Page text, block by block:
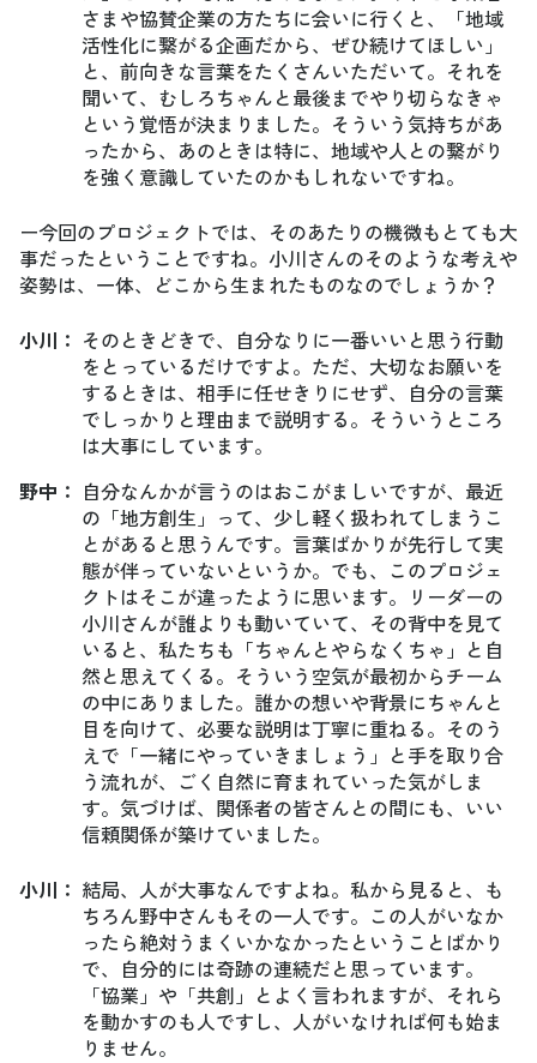
さまや協賛企業の方たちに会いに行くと、「地域
活性化に繋がる企画だから、ぜひ続けてほしい」
と、前向きな言葉をたくさんいただいて。それを
聞いて、むしろちゃんと最後までやり切らなきゃ
という覚悟が決まりました。そういう気持ちがあ
ったから、あのときは特に、地域や人との繋がり
を強く意識していたのかもしれないですね。
ー今回のプロジェクトでは、そのあたりの機微もとても大
事だったということですね。小川さんのそのような考えや
姿勢は、一体、どこから生まれたものなのでしょうか？
小川 ： そのときどきで、自分なりに一番いいと思う行動
をとっているだけですよ。ただ、大切なお願いを
するときは、相手に任せきりにせず、自分の言葉
でしっかりと理由まで説明する。そういうところ
は大事にしています。
野中 ： 自分なんかが言うのはおこがましいですが、最近
の「地方創生」って、少し軽く扱われてしまうこ
とがあると思うんです。言葉ばかりが先行して実
態が伴っていないというか。でも、このプロジェ
クトはそこが違ったように思います。リーダーの
小川さんが誰よりも動いていて、その背中を見て
いると、私たちも「ちゃんとやらなくちゃ」と自
然と思えてくる。そういう空気が最初からチーム
の中にありました。誰かの想いや背景にちゃんと
目を向けて、必要な説明は丁寧に重ねる。そのう
えで「一緒にやっていきましょう」と手を取り合
う流れが、ごく自然に育まれていった気がしま
す。気づけば、関係者の皆さんとの間にも、いい
信頼関係が築けていました。
小川 ： 結局、人が大事なんですよね。私から見ると、も
ちろん野中さんもその一人です。この人がいなか
ったら絶対うまくいかなかったということばかり
で、自分的には奇跡の連続だと思っています。
「協業」や「共創」とよく言われますが、それら
を動かすのも人ですし、人がいなければ何も始ま
りません。